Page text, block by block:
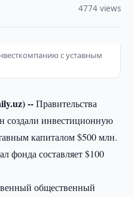
4774 views
с уставным
--Правительства
создали инвестиционную
капиталом $500 млн.
фонда составляет $100
общественный